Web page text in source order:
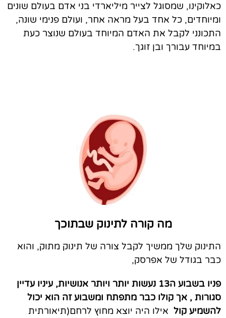
כאלוקינו, שמסוגל לצייר מיליארדי בני אדם בעולם שונים
ומיוחדים, כל אחד בעל מראה אחר, ועולם פנימי שונה,
התכונני לקבל את האדם המיוחד בעולם שנוצר כעת
במיוחד עבורך ובן זוגך.
מה קורה לתינוק שבתוכך
התינוק שלך ממשיך לקבל צורה של תינוק מתוק, והוא
כבר בגודל של אפרסק,
פניו בשבוע ה13 נעשות יותר ויותר אנושיות, עיניו עדיין
סגורות , אך קולו כבר מתפתח ומשבוע זה הוא יכול
להשמיע קול אילו היה יוצא מחוץ לרחם(תיאורתית